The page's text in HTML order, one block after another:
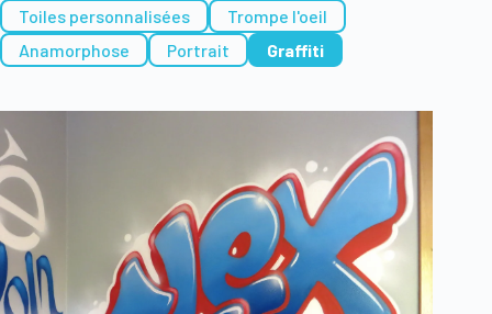
Toiles personnalisées
Trompe l'oeil
Anamorphose
Portrait Graffiti